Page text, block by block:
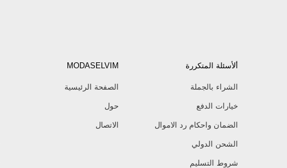
ألأسئلة المتكررة
الشراء بالجملة
خيارات الدفع
الضمان واحكام رد الاموال
الشحن الدولي
شروط التسليم
MODASELVIM
الصفحة الرئيسية
حول
الاتصال